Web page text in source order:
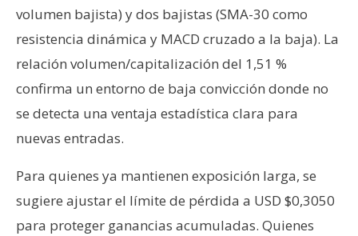
volumen bajista) y dos bajistas (SMA-30 como
resistencia dinámica y MACD cruzado a la baja). La
relación volumen/capitalización del 1,51 %
confirma un entorno de baja convicción donde no
se detecta una ventaja estadística clara para
nuevas entradas.
Para quienes ya mantienen exposición larga, se
sugiere ajustar el límite de pérdida a USD $0,3050
para proteger ganancias acumuladas. Quienes